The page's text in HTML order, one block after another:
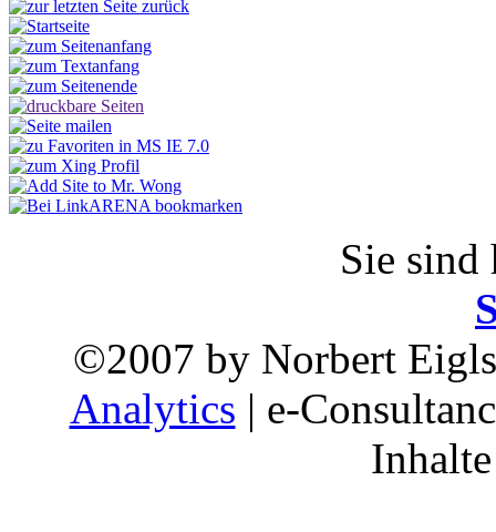
Sie
©2007 by Norbert
Analytics | e-